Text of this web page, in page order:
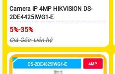
Camera IP 4MP HIKVISION DS-
2DE4425IWG1-E
5%-35%
Giá Gốc: Liên hệ